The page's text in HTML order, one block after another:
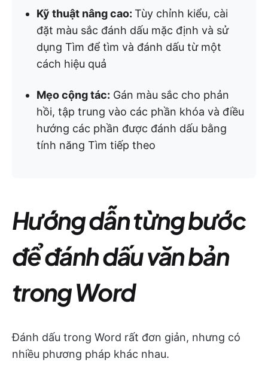
Kỹ thuật nâng cao: Tùy chỉnh kiểu, cài
đặt màu sắc đánh dấu mặc định và sử
dụng Tìm để tìm và đánh dấu từ một
cách hiệu quả
Mẹo cộng tác: Gán màu sắc cho phản
hồi, tập trung vào các phần khóa và điều
hướng các phần được đánh dấu bằng
tính năng Tìm tiếp theo
Hướng dẫn từng bước
để đánh dấu văn bản
trong Word
Đánh dấu trong Word rất đơn giản, nhưng có
nhiều phương pháp khác nhau.